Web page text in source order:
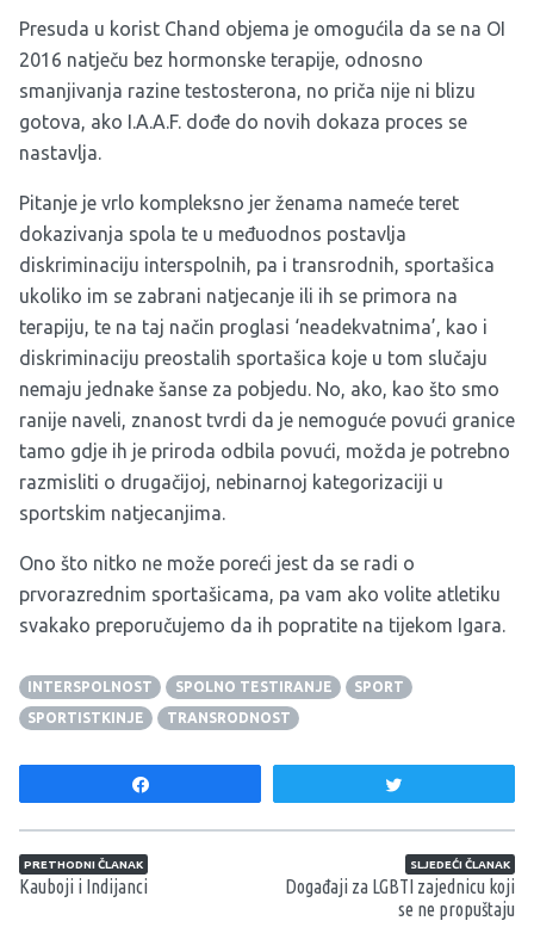
Presuda u korist Chand objema je omogućila da se na OI
2016 natječu bez hormonske terapije, odnosno
smanjivanja razine testosterona, no priča nije ni blizu
gotova, ako I.A.A.F. dođe do novih dokaza proces se
nastavlja.
Pitanje je vrlo kompleksno jer ženama nameće teret
dokazivanja spola te u međuodnos postavlja
diskriminaciju interspolnih, pa i transrodnih, sportašica
ukoliko im se zabrani natjecanje ili ih se primora na
terapiju, te na taj način proglasi ‘neadekvatnima’, kao i
diskriminaciju preostalih sportašica koje u tom slučaju
nemaju jednake šanse za pobjedu. No, ako, kao što smo
ranije naveli, znanost tvrdi da je nemoguće povući granice
tamo gdje ih je priroda odbila povući, možda je potrebno
razmisliti o drugačijoj, nebinarnoj kategorizaciji u
sportskim natjecanjima.
Ono što nitko ne može poreći jest da se radi o
prvorazrednim sportašicama, pa vam ako volite atletiku
svakako preporučujemo da ih popratite na tijekom Igara.
INTERSPOLNOST SPOLNO TESTIRANJE
SPORT
SPORTISTKINJE
TRANSRODNOST
Navigacija članaka
PRETHODNI ČLANAK
Kauboji i Indijanci
SLJEDEĆI ČLANAK
Događaji za LGBTI zajednicu koji
se ne propuštaju